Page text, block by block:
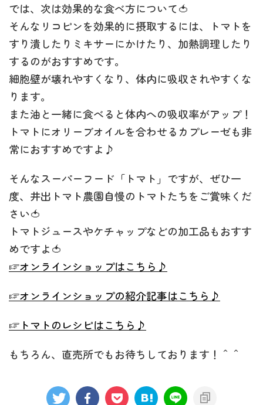
では、次は効果的な食べ方について🍅
そんなリコピンを効果的に摂取するには、トマトを
すり潰したりミキサーにかけたり、加熱調理したり
するのがおすすめです。
細胞壁が壊れやすくなり、体内に吸収されやすくな
ります。
また油と一緒に食べると体内への吸収率がアップ！
トマトにオリーブオイルを合わせるカプレーゼも非
常におすすめですよ♪
そんなスーパーフード「トマト」ですが、ぜひ一
度、井出トマト農園自慢のトマトたちをご賞味くだ
さい🍅
トマトジュースやケチャップなどの加工品もおすす
めですよ🍅
☞オンラインショップはこちら♪
☞オンラインショップの紹介記事はこちら♪
☞トマトのレシピはこちら♪
もちろん、直売所でもお待ちしております！＾＾